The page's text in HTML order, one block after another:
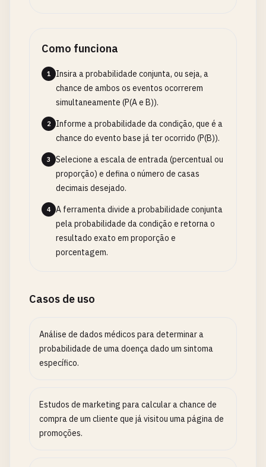
Como funciona
1
Insira a probabilidade conjunta, ou seja, a
chance de ambos os eventos ocorrerem
simultaneamente (P(A e B)).
2
Informe a probabilidade da condição, que é a
chance do evento base já ter ocorrido (P(B)).
3
Selecione a escala de entrada (percentual ou
proporção) e defina o número de casas
decimais desejado.
4
A ferramenta divide a probabilidade conjunta
pela probabilidade da condição e retorna o
resultado exato em proporção e
porcentagem.
Casos de uso
Análise de dados médicos para determinar a
probabilidade de uma doença dado um sintoma
específico.
Estudos de marketing para calcular a chance de
compra de um cliente que já visitou uma página de
promoções.